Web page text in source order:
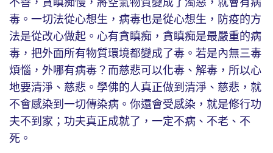
毒。一切法從心想生，病毒也是從心想生，防疫的方
法是從改心做起。心有貪瞋痴，貪瞋痴是最嚴重的病
毒，把外面所有物質環境都變成了毒。若是內無三毒
煩惱，外哪有病毒？而慈悲可以化毒、解毒，所以心
地要清淨、慈悲。學佛的人真正做到清淨、慈悲，就
不會感染到一切傳染病。你還會受感染，就是修行功
夫不到家；功夫真正成就了，一定不病、不老、不
死。